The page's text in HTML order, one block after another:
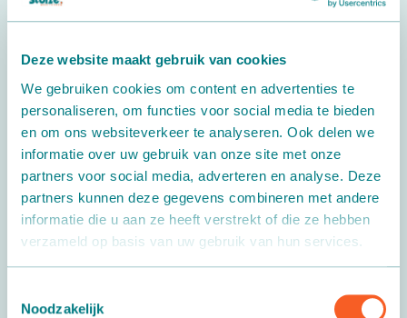
Deze website maakt gebruik van cookies
We gebruiken cookies om content en advertenties te
personaliseren, om functies voor social media te bieden
en om ons websiteverkeer te analyseren. Ook delen we
informatie over uw gebruik van onze site met onze
partners voor social media, adverteren en analyse. Deze
partners kunnen deze gegevens combineren met andere
informatie die u aan ze heeft verstrekt of die ze hebben
verzameld op basis van uw gebruik van hun services.
Noodzakelijk
Download
Bedienungsanleitung
Topfreinigungsmaschine
Download
Bedienungsanleitung Wasserabgabestation